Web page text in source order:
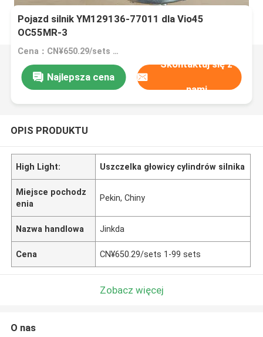
Pojazd silnik YM129136-77011 dla Vio45
OC55MR-3
Cena：CN¥650.29/sets 1-99 sets
Najlepsza cena
Skontaktuj się z
nami
OPIS PRODUKTU
High Light: Uszczelka głowicy cylindrów silnika
Miejsce pochodz
enia
Pekin, Chiny
Nazwa handlowa Jinkda
Cena CN¥650.29/sets 1-99 sets
Zobacz więcej
O nas